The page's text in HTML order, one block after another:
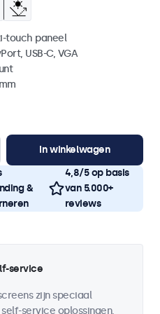
touch paneel
USB-C, VGA
In winkelwagen
&
4,8/5 op basis
van 5.000+
reviews
service
zijn speciaal
service oplossingen.